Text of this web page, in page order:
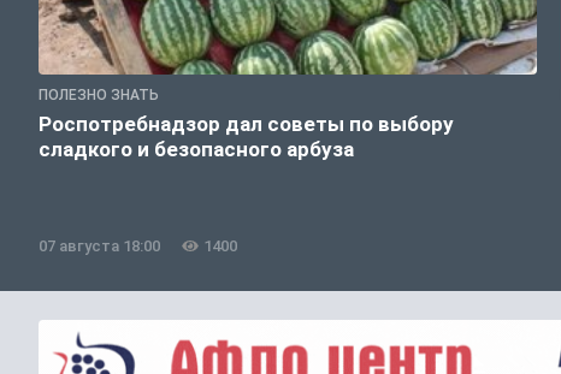
ПОЛЕЗНО ЗНАТЬ
Роспотребнадзор дал советы по выбору
сладкого и безопасного арбуза
07 августа 18:00 1400